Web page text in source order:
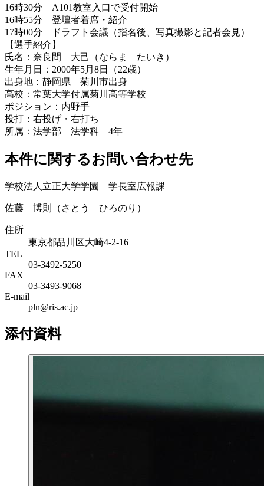
16時30分 A101教室入口で受付開始
16時55分 登壇者着席・紹介
17時00分 ドラフト会議（指名後、写真撮影と記者会見）
【選手紹介】
氏名：奈良間 大己（ならま たいき）
生年月日：2000年5月8日（22歳）
出身地：静岡県 菊川市出身
高校：常葉大学付属菊川高等学校
ポジション：内野手
投打：右投げ・右打ち
所属：法学部 法学科 4年
本件に関するお問い合わせ先
学校法人立正大学学園 学長室広報課
佐藤 博則（さとう ひろのり）
住所
東京都品川区大崎4-2-16
TEL
03-3492-5250
FAX
03-3493-9068
E-mail
pln@ris.ac.jp
添付資料